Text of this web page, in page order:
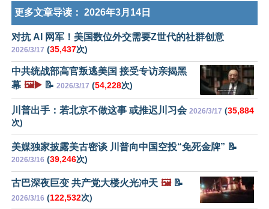
更多文章导读： 2026年3月14日
对抗 AI 网军！美国数位外交需要Z世代的社群创意
2026/3/17 (35,437次)
中共统战部高官叛逃美国 接受专访亲揭黑
幕 🖼️▶️ 📝 2026/3/17 (54,228次)
川普出手：若北京不做这事 或推迟川习会 2026/3/17 (35,884
次)
美媒独家披露美古密谈 川普向中国空投“免死金牌” 📝
2026/3/16 (39,246次)
古巴深夜巨变 共产党大楼火光冲天 🖼️📝
2026/3/16 (122,532次)